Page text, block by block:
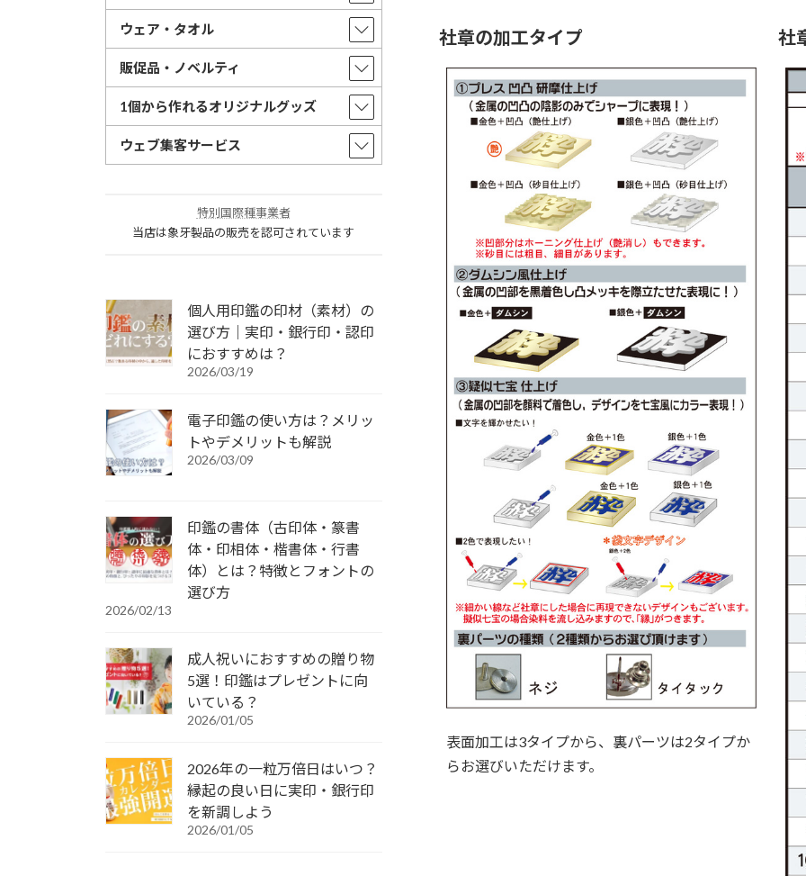
社章の加工タイプ
表面加工は3タイプから、裏パーツは2タイプか
らお選びいただけます。
社
ウェア・タオル
販促品・ノベルティ
1個から作れるオリジナルグッズ
ウェブ集客サービス
特別国際種事業者
当店は象牙製品の販売を認可されています
個人用印鑑の印材（素材）の
選び方｜実印・銀行印・認印
におすすめは？
2026/03/19
電子印鑑の使い方は？メリッ
トやデメリットも解説
2026/03/09
印鑑の書体（古印体・篆書
体・印相体・楷書体・行書
体）とは？特徴とフォントの
選び方
2026/02/13
成人祝いにおすすめの贈り物
5選！印鑑はプレゼントに向
いている？
2026/01/05
2026年の一粒万倍日はいつ？
縁起の良い日に実印・銀行印
を新調しよう
2026/01/05